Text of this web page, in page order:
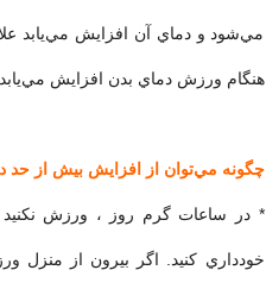
مي‌شود و دماي آن افزايش مي‌يابد
هنگام ورزش دماي بدن افزايش مي‌يابد.
چگونه مي‌توان از افزايش بيش از حد
خودداري كنيد. اگر بيرون از منزل